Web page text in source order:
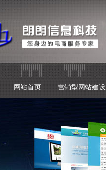
网站首页 营销型网站建设